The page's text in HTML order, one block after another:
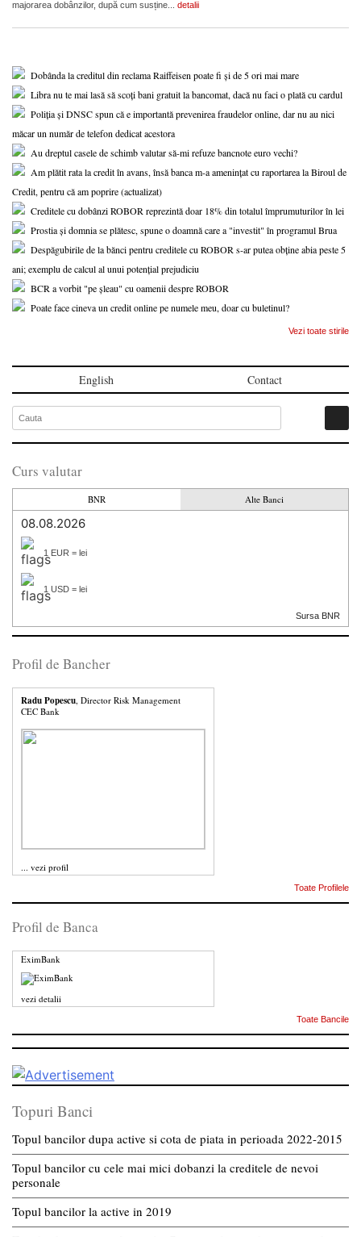
majorarea dobânzilor, după cum susține... detalii
Dobânda la creditul din reclama Raiffeisen poate fi și de 5 ori mai mare
Libra nu te mai lasă să scoți bani gratuit la bancomat, dacă nu faci o plată cu cardul
Poliția și DNSC spun că e importantă prevenirea fraudelor online, dar nu au nici
măcar un număr de telefon dedicat acestora
Au dreptul casele de schimb valutar să-mi refuze bancnote euro vechi?
Am plătit rata la credit în avans, însă banca m-a amenințat cu raportarea la Biroul de
Credit, pentru că am poprire (actualizat)
Creditele cu dobânzi ROBOR reprezintă doar 18% din totalul împrumuturilor în lei
Prostia și domnia se plătesc, spune o doamnă care a "investit" în programul Brua
Despăgubirile de la bănci pentru creditele cu ROBOR s-ar putea obține abia peste 5
ani; exemplu de calcul al unui potențial prejudiciu
BCR a vorbit "pe șleau" cu oamenii despre ROBOR
Poate face cineva un credit online pe numele meu, doar cu buletinul?
Vezi toate stirile
English Contact
Curs valutar
BNR Alte Banci
08.08.2026
1 EUR = lei
1 USD = lei
Sursa BNR
Profil de Bancher
Radu Popescu, Director Risk Management
CEC Bank
... vezi profil
Toate Profilele
Profil de Banca
EximBank
vezi detalii
Toate Bancile
Topuri Banci
Topul bancilor dupa active si cota de piata in perioada 2022-2015
Topul bancilor cu cele mai mici dobanzi la creditele de nevoi
personale
Topul bancilor la active in 2019